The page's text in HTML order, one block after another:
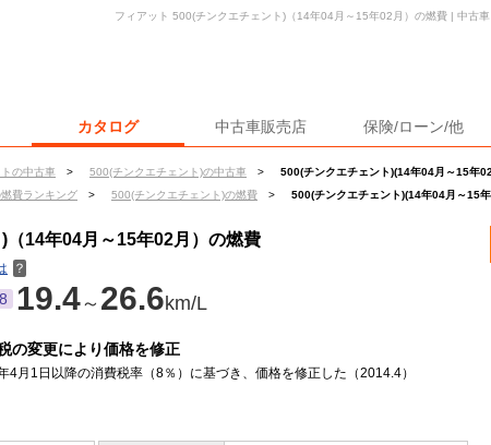
カタログ 中古車販売店 保険/ローン/他
の中古車 > 500(チンクエチェント)の中古車 >
500(チンクエチェント)(14年04月～15年
費ランキング > 500(チンクエチェント)の燃費 > 500(チンクエチェント)(14年04月～15
フィアット 500(チンクエチェント)（14年04月～15年02月）の燃費 | 中古
（14年04月～15年02月）の燃費
？
19.4～ 26.6km/L
の変更により価格を修正
4月1日以降の消費税率（8％）に基づき、価格を修正した（2014.4）